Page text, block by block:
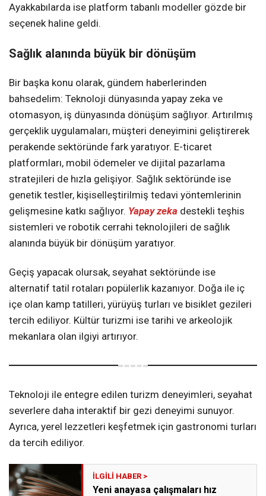
Ayakkabılarda ise platform tabanlı modeller gözde bir
seçenek haline geldi.
Sağlık alanında büyük bir dönüşüm
Bir başka konu olarak, gündem haberlerinden
bahsedelim: Teknoloji dünyasında yapay zeka ve
otomasyon, iş dünyasında dönüşüm sağlıyor. Artırılmış
gerçeklik uygulamaları, müşteri deneyimini geliştirerek
perakende sektöründe fark yaratıyor. E-ticaret
platformları, mobil ödemeler ve dijital pazarlama
stratejileri de hızla gelişiyor. Sağlık sektöründe ise
genetik testler, kişiselleştirilmiş tedavi yöntemlerinin
gelişmesine katkı sağlıyor. Yapay zeka destekli teşhis
sistemleri ve robotik cerrahi teknolojileri de sağlık
alanında büyük bir dönüşüm yaratıyor.
Geçiş yapacak olursak, seyahat sektöründe ise
alternatif tatil rotaları popülerlik kazanıyor. Doğa ile iç
içe olan kamp tatilleri, yürüyüş turları ve bisiklet gezileri
tercih ediliyor. Kültür turizmi ise tarihi ve arkeolojik
mekanlara olan ilgiyi artırıyor.
Teknoloji ile entegre edilen turizm deneyimleri, seyahat
severlere daha interaktif bir gezi deneyimi sunuyor.
Ayrıca, yerel lezzetleri keşfetmek için gastronomi turları
da tercih ediliyor.
Yeni anayasa çalışmaları hız